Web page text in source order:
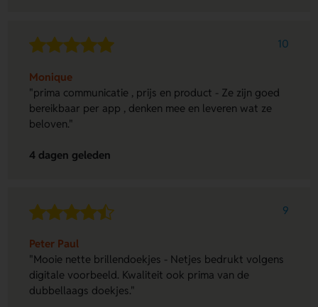
10
Monique
"prima communicatie , prijs en product - Ze zijn goed
bereikbaar per app , denken mee en leveren wat ze
beloven."
4 dagen geleden
9
Peter Paul
"Mooie nette brillendoekjes - Netjes bedrukt volgens
digitale voorbeeld. Kwaliteit ook prima van de
dubbellaags doekjes."